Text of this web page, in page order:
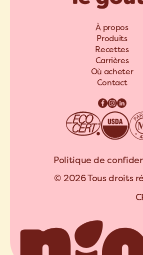
À propos
Produits
Recettes
Carrières
Où acheter
Contact
Politique de
© 2026 Tous droits
C